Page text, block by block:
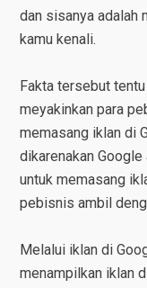
dan sisanya adalah
kamu kenali.
Fakta tersebut
meyakinkan para
memasang iklan di
dikarenakan
untuk memasang
pebisnis ambil
Melalui iklan di
menampilkan iklan